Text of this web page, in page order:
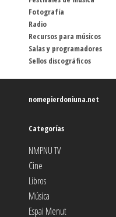
Fotografía
Radio
Recursos para músicos
Salas y programadores
Sellos discográficos
nomepierdoniuna.net
Categorías
NMPNU TV
Cine
Libros
Música
Espai Menut